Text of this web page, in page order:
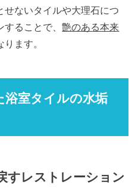
せないタイルや大理石につ
することで、艶のある本来
ます。
浴室タイルの水垢
すレストレーション